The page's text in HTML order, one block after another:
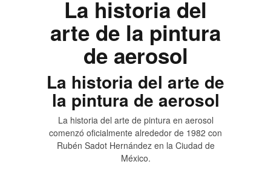
La historia del
arte de la pintura
de aerosol
La historia del arte de
la pintura de aerosol
La historia del arte de pintura en aerosol
comenzó oficialmente alrededor de 1982 con
Rubén Sadot Hernández en la Ciudad de
México.